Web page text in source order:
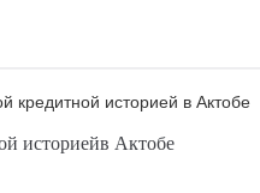
кредитной историей в Актобе
историейв Актобе